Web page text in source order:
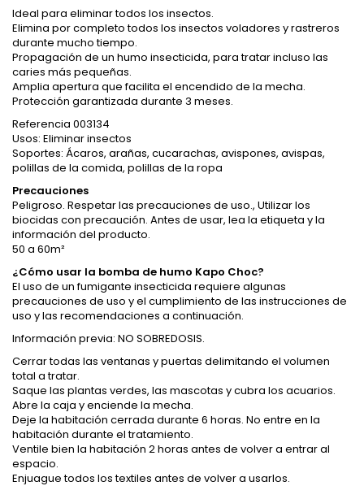
Ideal para eliminar todos los insectos.
Elimina por completo todos los insectos voladores y rastreros
durante mucho tiempo.
Propagación de un humo insecticida, para tratar incluso las
caries más pequeñas.
Amplia apertura que facilita el encendido de la mecha.
Protección garantizada durante 3 meses.
Referencia 003134
Usos: Eliminar insectos
Soportes: Ácaros, arañas, cucarachas, avispones, avispas,
polillas de la comida, polillas de la ropa
Precauciones
Peligroso. Respetar las precauciones de uso., Utilizar los
biocidas con precaución. Antes de usar, lea la etiqueta y la
información del producto.
50 a 60m²
¿Cómo usar la bomba de humo Kapo Choc?
El uso de un fumigante insecticida requiere algunas
precauciones de uso y el cumplimiento de las instrucciones de
uso y las recomendaciones a continuación.
Información previa: NO SOBREDOSIS.
Cerrar todas las ventanas y puertas delimitando el volumen
total a tratar.
Saque las plantas verdes, las mascotas y cubra los acuarios.
Abre la caja y enciende la mecha.
Deje la habitación cerrada durante 6 horas. No entre en la
habitación durante el tratamiento.
Ventile bien la habitación 2 horas antes de volver a entrar al
espacio.
Enjuague todos los textiles antes de volver a usarlos.